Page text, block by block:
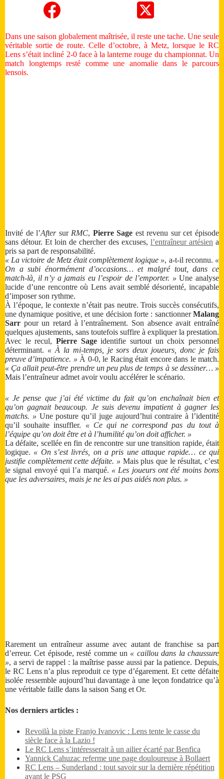
Dans une saison globalement maîtrisée, il reste une tache. Une seule
véritable sortie de route. Celle d’octobre, à Metz, lorsque le RC
Lens s’était incliné 2-0 face à la lanterne rouge du championnat. Un
match longtemps resté comme une anomalie dans le parcours
lensois.
Invité de l’Aftersur RMC, Pierre Sage est revenu sur cet épisode
sans détour. Et loin de chercher des excuses, l’entraîneur artésien a
pris sa part de responsabilité.
« La victoire de Metz était complètement logique », a-t-il reconnu. «
On a subi énormément d’occasions… et malgré tout, dans ce
match-là, il n’y a jamais eu l’espoir de l’emporter. » Une analyse
lucide d’une rencontre où Lens avait semblé désorienté, incapable
d’imposer son rythme.
À l’époque, le contexte n’était pas neutre. Trois succès consécutifs,
une dynamique positive, et une décision forte : sanctionnerMalang
Sarr pour un retard à l’entraînement. Son absence avait entraîné
quelques ajustements, sans toutefois suffire à expliquer la prestation.
Avec le recul, Pierre Sageidentifie surtout un choix personnel
déterminant. « À la mi-temps, je sors deux joueurs, donc je fais
preuve d’impatience. » À 0-0, le Racing était encore dans le match.
« Ça allait peut-être prendre un peu plus de temps à se dessiner… »
Mais l’entraîneur admet avoir voulu accélérer le scénario.
« Je pense que j’ai été victime du fait qu’on enchaînait bien et
qu’on gagnait beaucoup. Je suis devenu impatient à gagner les
matchs. » Une posture qu’il juge aujourd’hui contraire à l’identité
qu’il souhaite insuffler. « Ce qui ne correspond pas du tout à
l’équipe qu’on doit être et à l’humilité qu’on doit afficher. »
La défaite, scellée en fin de rencontre sur une transition rapide, était
logique. « On s’est livrés, on a pris une attaque rapide… ce qui
justifie complètement cette défaite. » Mais plus que le résultat, c’est
le signal envoyé qui l’a marqué. « Les joueurs ont été moins bons
que les adversaires, mais je ne les ai pas aidés non plus. »
Rarement un entraîneur assume avec autant de franchise sa part
d’erreur. Cet épisode, resté comme un « caillou dans la chaussure
», a servi de rappel : la maîtrise passe aussi par la patience. Depuis,
le RC Lens n’a plus reproduit ce type d’égarement. Et cette défaite
isolée ressemble aujourd’hui davantage à une leçon fondatrice qu’à
une véritable faille dans la saison Sang et Or.
Nos derniers articles :
Revoilà la piste Franjo Ivanovic : Lens tente le casse du
siècle face à la Lazio !
Le RC Lens s’intéresserait à un ailier écarté par Benfica
Yannick Cahuzac referme une page douloureuse à Bollaert
RC Lens – Sunderland : tout savoir sur la dernière répétition
avant le PSG